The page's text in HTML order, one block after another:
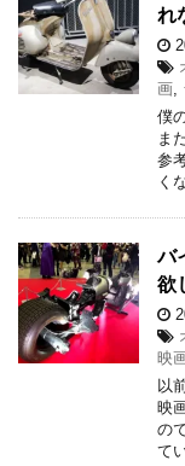
れ
画
僕
ま
参
く
バ
欲
映
以
映
の
て